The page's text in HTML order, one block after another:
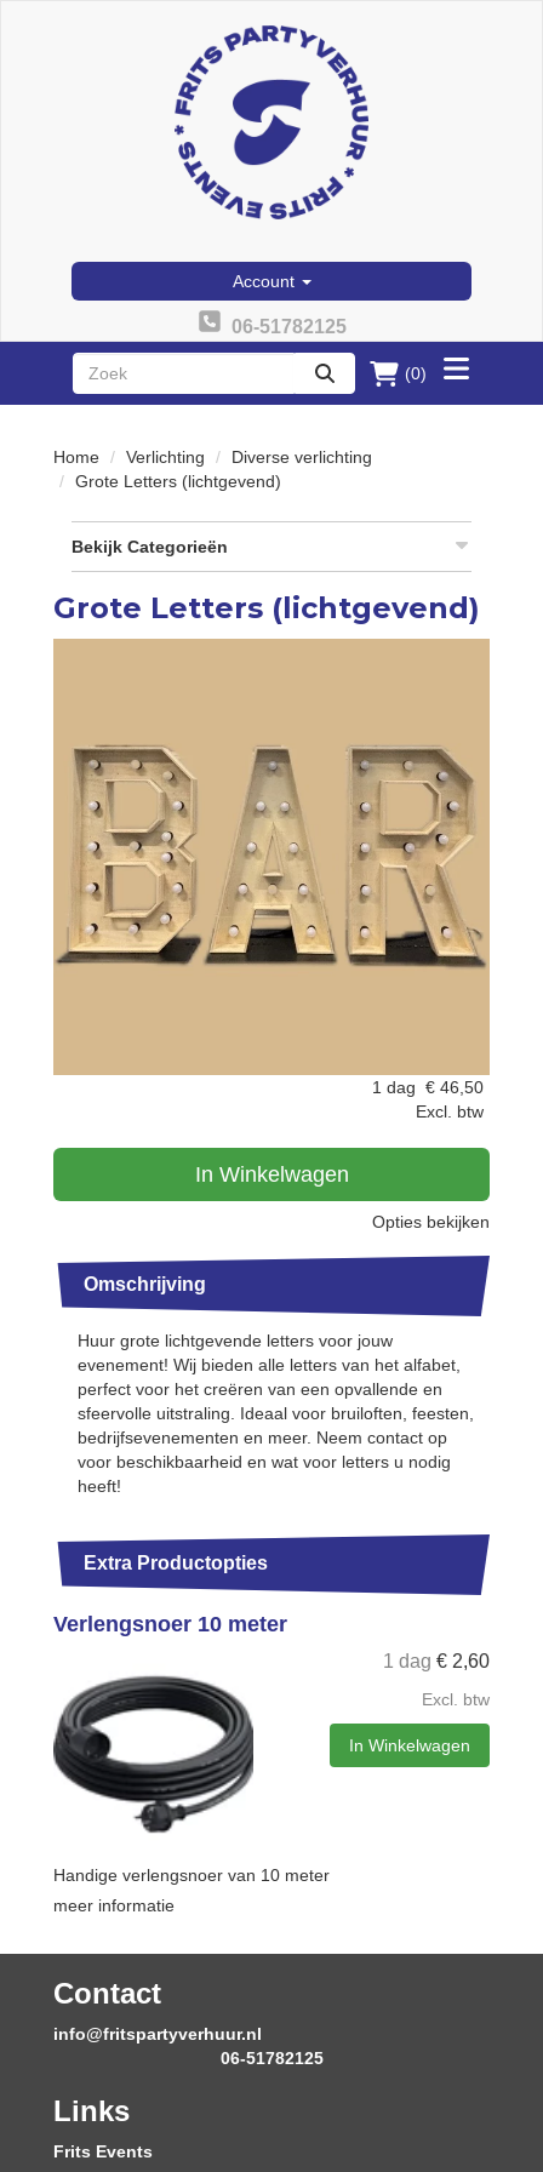
Account
06-51782125
zoeken
(0)
Toggle
menu
Home Verlichting
Diverse verlichting
Grote Letters (lichtgevend)
Bekijk Categorieën
Grote Letters (lichtgevend)
1 dag € 46,50
Excl. btw
In Winkelwagen
Opties bekijken
Omschrijving
Huur grote lichtgevende letters voor jouw
evenement! Wij bieden alle letters van het alfabet,
perfect voor het creëren van een opvallende en
sfeervolle uitstraling. Ideaal voor bruiloften, feesten,
bedrijfsevenementen en meer. Neem contact op
voor beschikbaarheid en wat voor letters u nodig
heeft!
Extra Productopties
Verlengsnoer 10 meter
1 dag € 2,60
Excl. btw
In Winkelwagen
Handige verlengsnoer van 10 meter
meer informatie
Contact
info@fritspartyverhuur.nl
06-51782125
Links
Frits Events